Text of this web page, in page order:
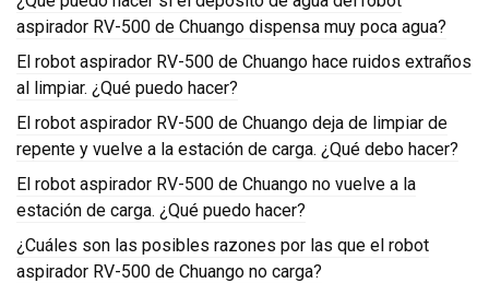
aspirador RV-500 de Chuango dispensa muy poca agua?
El robot aspirador RV-500 de Chuango hace ruidos extraños
al limpiar. ¿Qué puedo hacer?
El robot aspirador RV-500 de Chuango deja de limpiar de
repente y vuelve a la estación de carga. ¿Qué debo hacer?
El robot aspirador RV-500 de Chuango no vuelve a la
estación de carga. ¿Qué puedo hacer?
¿Cuáles son las posibles razones por las que el robot
aspirador RV-500 de Chuango no carga?